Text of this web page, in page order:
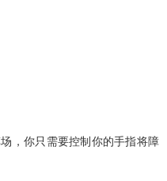
，你只需要控制你的手指将障